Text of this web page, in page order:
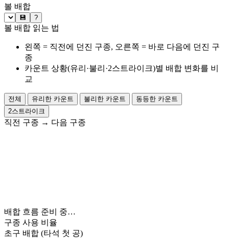
볼 배합
💾 ?
볼 배합 읽는 법
왼쪽 = 직전에 던진 구종, 오른쪽 = 바로 다음에 던진 구
종
카운트 상황(유리·불리·2스트라이크)별 배합 변화를 비
교
전체 유리한 카운트 불리한 카운트
동등한 카운트
2스트라이크
직전 구종 → 다음 구종
배합 흐름 준비 중…
구종 사용 비율
초구 배합 (타석 첫 공)